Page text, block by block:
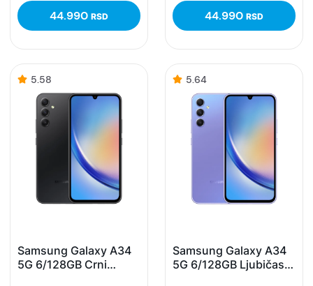
44.990 RSD 44.990 RSD
5.58
Samsung Galaxy A34
5G 6/128GB Crni
5.64
Samsung Galaxy A34
5G 6/128GB Ljubičasti